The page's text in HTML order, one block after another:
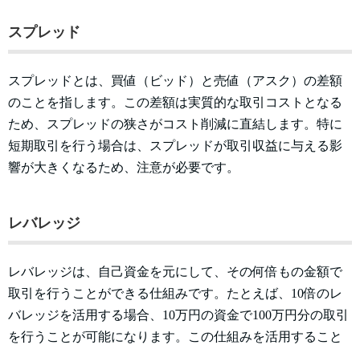
スプレッド
スプレッドとは、買値（ビッド）と売値（アスク）の差額
のことを指します。この差額は実質的な取引コストとなる
ため、スプレッドの狭さがコスト削減に直結します。特に
短期取引を行う場合は、スプレッドが取引収益に与える影
響が大きくなるため、注意が必要です。
レバレッジ
レバレッジは、自己資金を元にして、その何倍もの金額で
取引を行うことができる仕組みです。たとえば、10倍のレ
バレッジを活用する場合、10万円の資金で100万円分の取引
を行うことが可能になります。この仕組みを活用すること